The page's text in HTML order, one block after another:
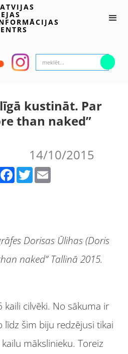
kustināt. Par
than naked”
14/10/2015
Facebook Twitter
Dorisas Ūlihas (Doris
naked” Tallinā 2015.
kaili cilvēki. No sākuma ir
līdz šim biju redzējusi tikai
mākslinieku. Toreiz